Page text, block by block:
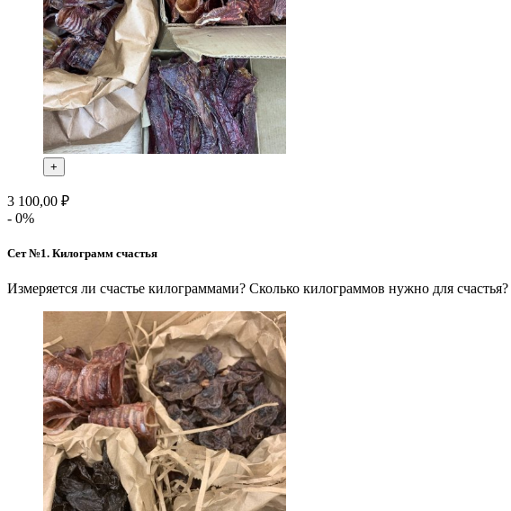
+
3 100,00 ₽
- 0%
Сет №1. Килограмм счастья
Измеряется ли счастье килограммами? Сколько килограммов нужно для